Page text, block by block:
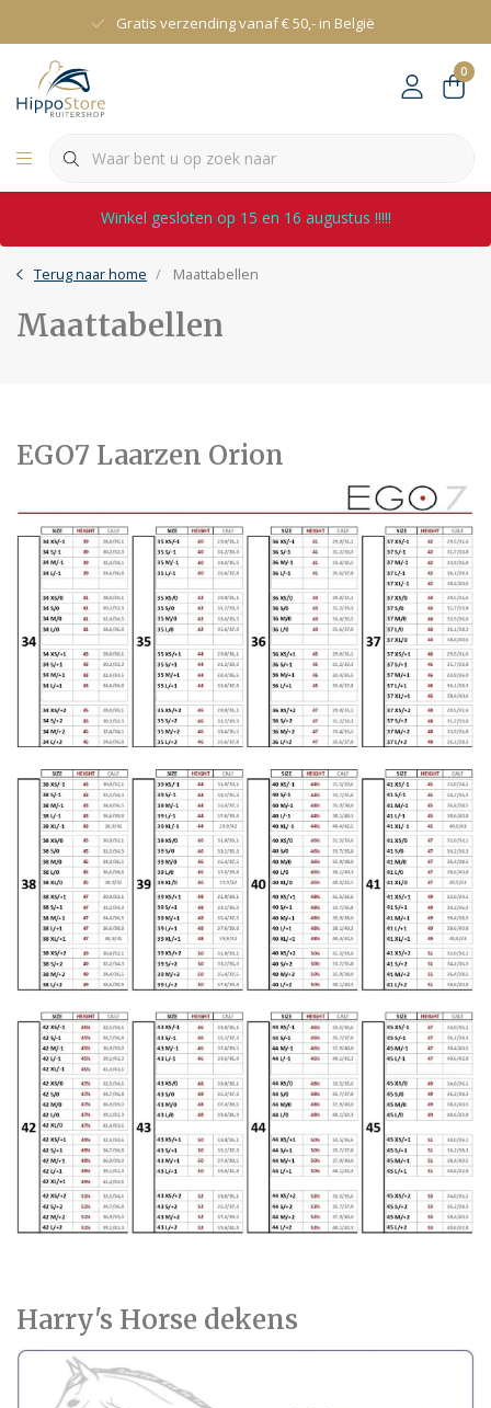
Gratis verzending vanaf € 50,- in België
0
Winkel gesloten op 15 en 16 augustus !!!!!
Terug naar home Maattabellen
Maattabellen
EGO7 Laarzen Orion
Harry's Horse dekens